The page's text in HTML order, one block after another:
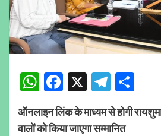
WhatsApp
Facebook
X
ऑनलाइन लिंक के माध्यम से होगी
वालों को किया जाएगा सम्मानित